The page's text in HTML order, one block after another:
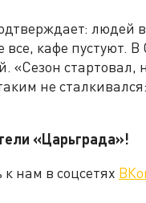
людей
все, кафе пустуют.
«Сезон стартовал,
не
нам в соцсетях